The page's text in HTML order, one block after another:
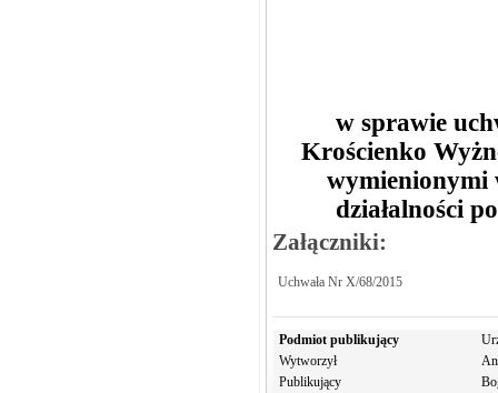
w sprawie
Krościenko
wymienionymi
działalności
Załączniki:
Uchwała Nr X/68/2015
Podmiot publikujący
Wytworzył
Publikujący